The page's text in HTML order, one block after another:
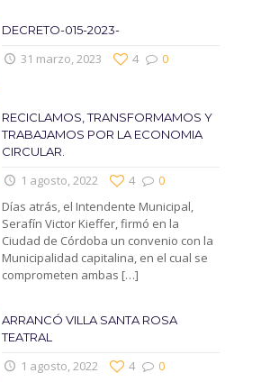
DECRETO-015-2023-
31 marzo, 2023 0
4
RECICLAMOS, TRANSFORMAMOS Y
TRABAJAMOS POR LA ECONOMIA
CIRCULAR.
1 agosto, 2022 0
4
Días atrás, el Intendente Municipal,
Serafín Victor Kieffer, firmó en la
Ciudad de Córdoba un convenio con la
Municipalidad capitalina, en el cual se
comprometen ambas […]
ARRANCÓ VILLA SANTA ROSA
TEATRAL
1 agosto, 2022 0
4